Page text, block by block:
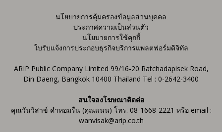
นโยบายการคุ้มครองข้อมูลส่วนบุคคล
ประกาศความเป็นส่วนตัว
นโยบายการใช้คุกกี้
ใบรับแจ้งการประกอบธุรกิจบริการแพลตฟอร์มดิจิทัล
ARIP Public Company Limited 99/16-20 Ratchadapisek Road,
Din Daeng, Bangkok 10400 Thailand Tel : 0-2642-3400
สนใจลงโฆษณาติดต่อ
คุณวันวิสาข์ คำหอมรื่น (คุณแนน) โทร. 08-1668-2221 หรือ email :
wanvisak@arip.co.th